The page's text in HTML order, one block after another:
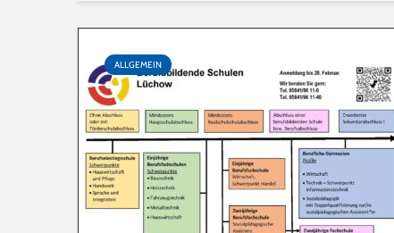
ALLGEMEIN